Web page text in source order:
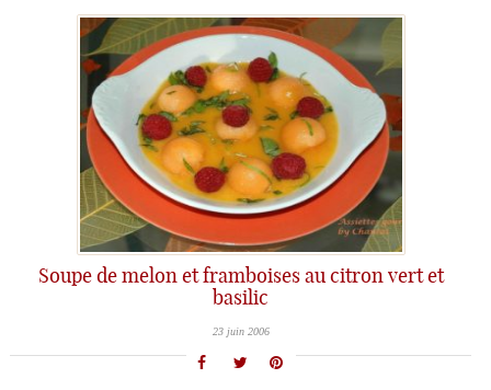
Soupe de melon et framboises au citron vert et
basilic
23 juin 2006